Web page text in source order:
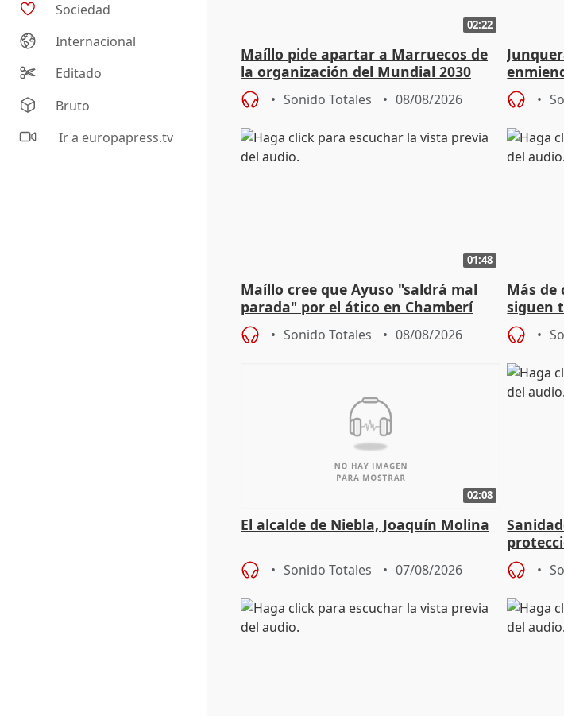
Sociedad
Internacional
Editado
Bruto
Ir a europapress.tv
02:22
Maíllo pide apartar a Marruecos de
la organización del Mundial 2030
Sonido Totales 08/08/2026
en el
01:48
Maíllo cree que Ayuso "saldrá mal
parada" por el ático en Chamberí
Sonido Totales 08/08/2026
Más de
siguen
Niebla
02:08
El alcalde de Niebla, Joaquín Molina
Sonido Totales 07/08/2026
eclipse